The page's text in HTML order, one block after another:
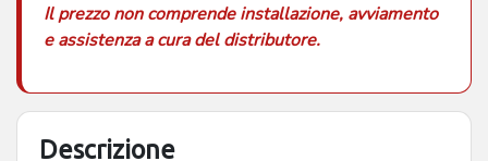
Il prezzo non comprende installazione, avviamento
e assistenza a cura del distributore.
Descrizione